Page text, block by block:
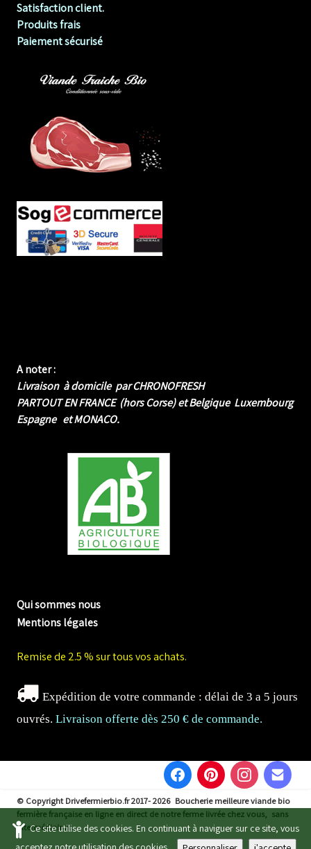
Satisfaction client.
Produits frais
Paiement sécurisé
A noter :
Livraison à domicile par CHRONOFRESH
PARTOUT EN FRANCE (hors Corse) et Belgique Luxembourg
Espagne et MONACO.
Qui sommes nous
Mentions légales
Remise de 2.5 % sur tous vos achats.
Expédition de votre commande : délai de 3 a 5 jours
ouvrés. Livraison offerte dès 250 € de commande.
© Copyright Drivefermierbio.fr 2017- 2026 Boucherie meilleure viande bio
fermière française en ligne en direct de notre ferme livrée chez vous, sans
intermédiaires.
Ce site utilise des cookies. En continuant à naviguer sur ce site, vous